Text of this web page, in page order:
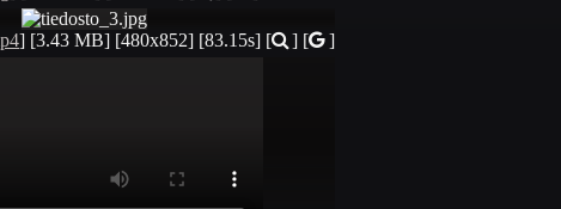
] [3.43 MB] [480x852] [83.15s] [ ] [ ]